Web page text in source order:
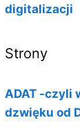
digitalizacji
Strony
ADAT -czyli
dzwięku od